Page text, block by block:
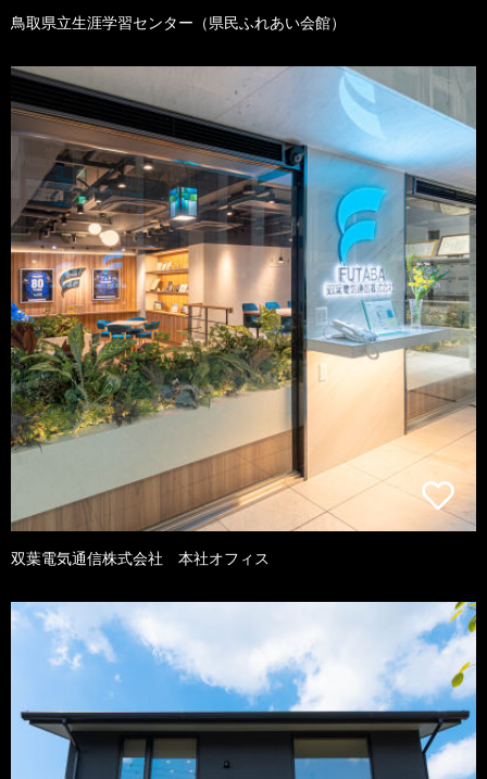
鳥取県立生涯学習センター（県民ふれあい会館）
双葉電気通信株式会社 本社オフィス